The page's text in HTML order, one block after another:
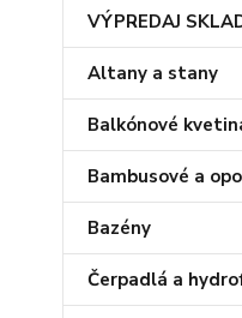
VÝPREDAJ
Altany a stany
Balkónové
Bambusové a
Bazény
Čerpadlá a